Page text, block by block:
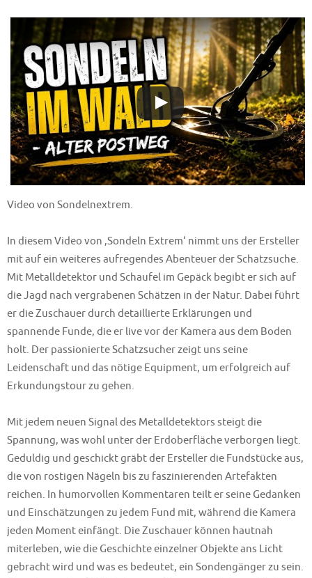
Video von Sondelnextrem.
In diesem Video von ‚Sondeln Extrem‘ nimmt uns der Ersteller
mit auf ein weiteres aufregendes Abenteuer der Schatzsuche.
Mit Metalldetektor und Schaufel im Gepäck begibt er sich auf
die Jagd nach vergrabenen Schätzen in der Natur. Dabei führt
er die Zuschauer durch detaillierte Erklärungen und
spannende Funde, die er live vor der Kamera aus dem Boden
holt. Der passionierte Schatzsucher zeigt uns seine
Leidenschaft und das nötige Equipment, um erfolgreich auf
Erkundungstour zu gehen.
Mit jedem neuen Signal des Metalldetektors steigt die
Spannung, was wohl unter der Erdoberfläche verborgen liegt.
Geduldig und geschickt gräbt der Ersteller die Fundstücke aus,
die von rostigen Nägeln bis zu faszinierenden Artefakten
reichen. In humorvollen Kommentaren teilt er seine Gedanken
und Einschätzungen zu jedem Fund mit, während die Kamera
jeden Moment einfängt. Die Zuschauer können hautnah
miterleben, wie die Geschichte einzelner Objekte ans Licht
gebracht wird und was es bedeutet, ein Sondengänger zu sein.